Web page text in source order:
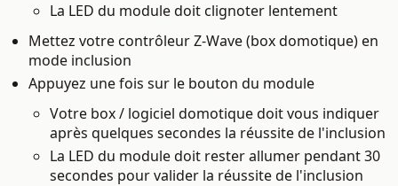
La LED du module doit clignoter lentement
Mettez votre contrôleur Z-Wave (box domotique) en
mode inclusion
Appuyez une fois sur le bouton du module
Votre box / logiciel domotique doit vous indiquer
après quelques secondes la réussite de l'inclusion
La LED du module doit rester allumer pendant 30
secondes pour valider la réussite de l'inclusion